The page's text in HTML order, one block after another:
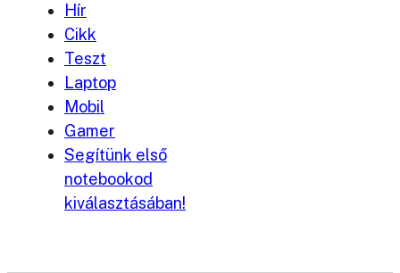
Hír
Cikk
Teszt
Laptop
Mobil
Gamer
Segítünk első
notebookod
kiválasztásában!